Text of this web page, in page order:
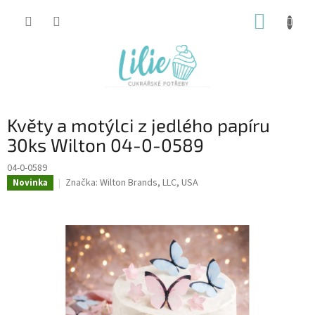
Květy a motýlci z jedlého papíru
30ks Wilton 04-0-0589
04-0-0589
Novinka Značka: Wilton Brands, LLC, USA